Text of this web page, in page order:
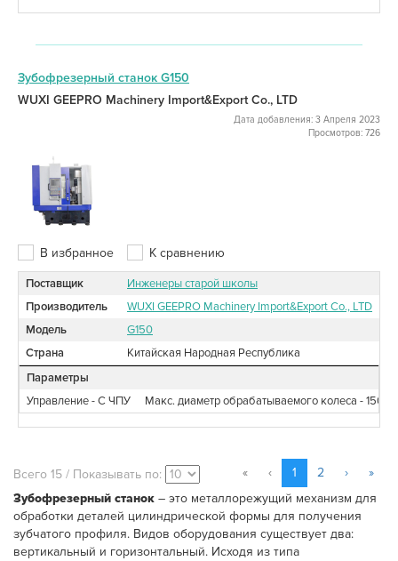
Зубофрезерный станок G150
WUXI GEEPRO Machinery Import&Export Co., LTD
Дата добавления: 3 Апреля 2023
Просмотров: 726
В избранное К сравнению
Поставщик
Инженеры старой школы
Производитель
WUXI GEEPRO Machinery Import&Export Co., LTD
Модель
G150
Страна
Китайская Народная Республика
Параметры
Управление - С ЧПУ
Макс. диаметр обрабатываемого колеса - 150
Всего 15 / Показывать по: « ‹ 1 2 ›
»
Зубофрезерный станок – это металлорежущий механизм для
обработки деталей цилиндрической формы для получения
зубчатого профиля. Видов оборудования существует два:
вертикальный и горизонтальный. Исходя из типа